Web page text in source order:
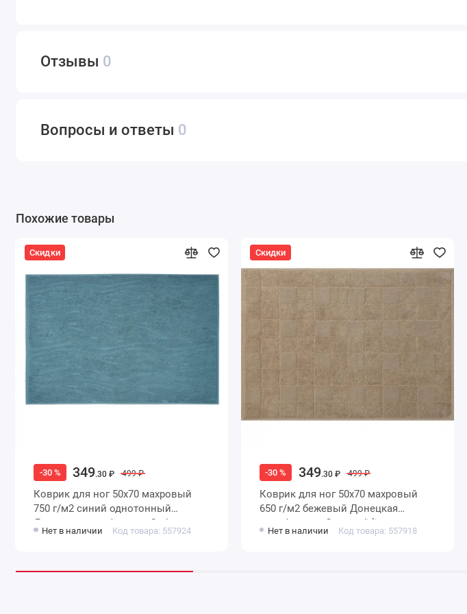
Отзывы 0
Вопросы и ответы 0
Похожие товары
Скидки
-30 % 349.30 ₽ 499 ₽
Коврик для ног 50х70 махровый
750 г/м2 синий однотонный
Донецкая мануфактура Onda
turchese
Нет в наличии Код товара: 557924
Скидки
-30 % 349.30 ₽ 499 ₽
Коврик для ног 50х70 махровый
650 г/м2 бежевый Донецкая
мануфактура Campo di lino
Нет в наличии Код товара: 557918